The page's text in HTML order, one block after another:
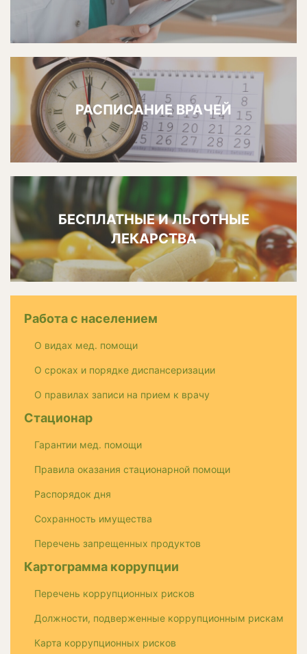
РАСПИСАНИЕ ВРАЧЕЙ
БЕСПЛАТНЫЕ И ЛЬГОТНЫЕ
ЛЕКАРСТВА
Работа с населением
О видах мед. помощи
О сроках и порядке диспансеризации
О правилах записи на прием к врачу
Стационар
Гарантии мед. помощи
Правила оказания стационарной помощи
Распорядок дня
Сохранность имущества
Перечень запрещенных продуктов
Картограмма коррупции
Перечень коррупционных рисков
Должности, подверженные коррупционным рискам
Карта коррупционных рисков